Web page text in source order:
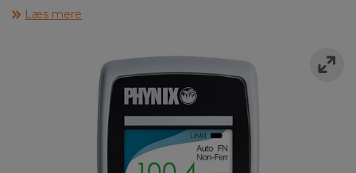
opløsning. Derudover er Surfix SX, som de øvrige Surfix
modeller, udført i en suveræn tysk kvalitet. Instrumentet er
forberedt til eksterne prober, hvor målespidsen er fremstillet i
Carabid(WC), hvilket gør målespisen stortset uforgængelig, som
igen medføre stor præcision og gentagelsesnøjagtighed under
Med PHYNIX Surfix SX får du måling med statiske funktioner, så
Læs mere